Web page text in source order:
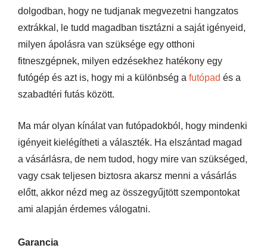
dolgodban, hogy ne tudjanak megvezetni hangzatos
extrákkal, le tudd magadban tisztázni a saját igényeid,
milyen ápolásra van szüksége egy otthoni
fitneszgépnek, milyen edzésekhez hatékony egy
futógép és azt is, hogy mi a különbség a futópad és a
szabadtéri futás között.
Ma már olyan kínálat van futópadokból, hogy mindenki
igényeit kielégítheti a választék. Ha elszántad magad
a vásárlásra, de nem tudod, hogy mire van szükséged,
vagy csak teljesen biztosra akarsz menni a vásárlás
előtt, akkor nézd meg az összegyűjtött szempontokat
ami alapján érdemes válogatni.
Garancia